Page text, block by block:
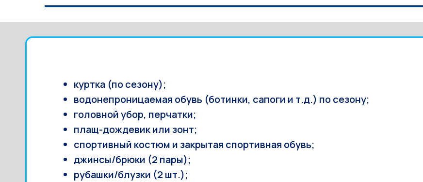
куртка (по сезону);
водонепроницаемая обувь (ботинки, сапоги и т.д.) по сезону;
головной убор, перчатки;
плащ-дождевик или зонт;
спортивный костюм и закрытая спортивная обувь;
джинсы/брюки (2 пары);
рубашки/блузки (2 шт.);